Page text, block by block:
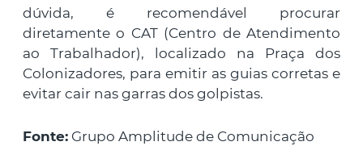
dúvida, é recomendável procurar
diretamente o CAT (Centro de Atendimento
ao Trabalhador), localizado na Praça dos
Colonizadores, para emitir as guias corretas e
evitar cair nas garras dos golpistas.
Fonte: Grupo Amplitude de Comunicação